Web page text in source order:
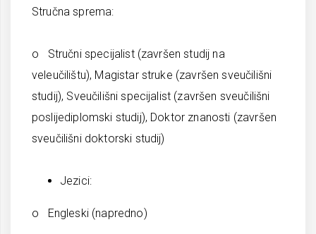
Stručna sprema:
o Stručni specijalist (završen studij na
veleučilištu), Magistar struke (završen sveučilišni
studij), Sveučilišni specijalist (završen sveučilišni
poslijediplomski studij), Doktor znanosti (završen
sveučilišni doktorski studij)
Jezici:
o Engleski (napredno)